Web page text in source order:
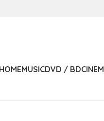
HOMEMUSICDVD / BD